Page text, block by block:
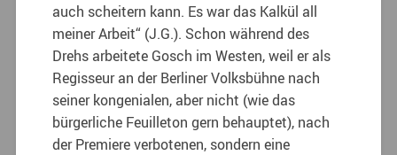
auch scheitern kann. Es war das Kalkül all
meiner Arbeit“ (J.G.). Schon während des
Drehs arbeitete Gosch im Westen, weil er als
Regisseur an der Berliner Volksbühne nach
seiner kongenialen, aber nicht (wie das
bürgerliche Feuilleton gern behauptet), nach
der Premiere verbotenen, sondern eine